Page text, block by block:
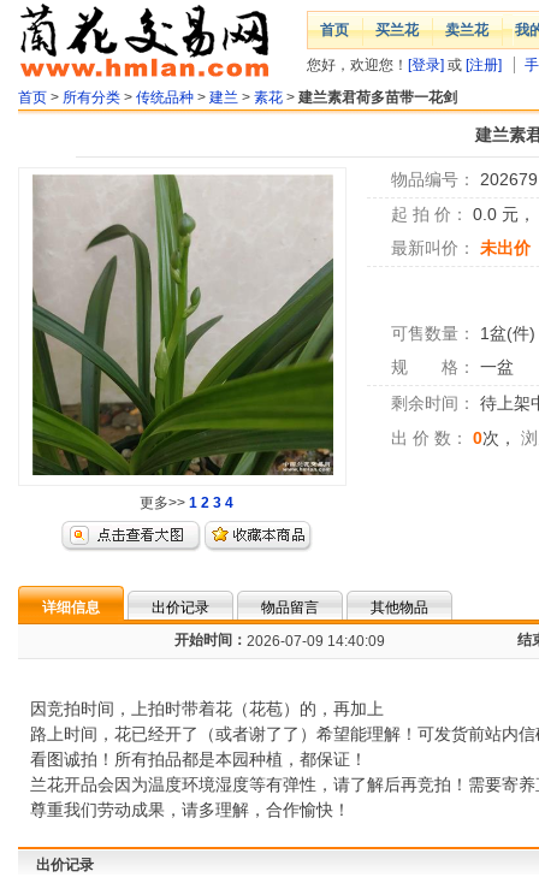
首页 买兰花 卖兰花 我
您好，欢迎您！ [登录] 或 [注册]
首页 > 所有分类 > 传统品种 > 建兰 > 素花 > 建兰素君荷多苗带一花剑
建兰素
更多>> 1 2 3 4
物品编号：
起 拍 价：
0.0 元，
最新叫价：
未出价
可售数量： 1盆(件)
规 格：
一盆
剩余时间：
待上架
出 价 数：
0次，
详细信息 出价记录 物品留言
其他物品
开始时间： 2026-07-09 14:40:09 结
因竞拍时间，上拍时带着花（花苞）的，再加上
路上时间，花已经开了（或者谢了了）希望能理解！可发货前站内
看图诚拍！所有拍品都是本园种植，都保证！
兰花开品会因为温度环境湿度等有弹性，请了解后再竞拍！需要寄
尊重我们劳动成果，请多理解，合作愉快！
出价记录